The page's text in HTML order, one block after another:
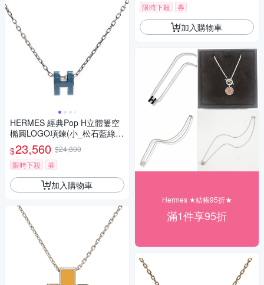
HERMES 經典Pop H立體簍空
橢圓LOGO項鍊(小_松石藍綠/
銀色)
$23,560 $24,800
限時下殺
券
加入購物車
限時下殺
券
加入購物車
Hermes ★結帳95折★
滿1件享95折